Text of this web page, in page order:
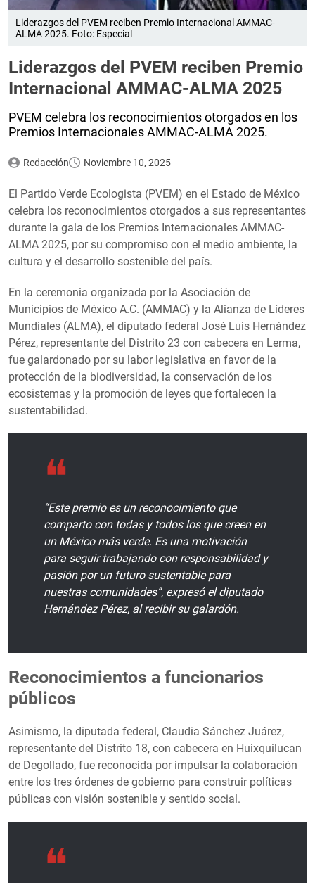
Liderazgos del PVEM reciben Premio Internacional AMMAC-
ALMA 2025. Foto: Especial
Liderazgos del PVEM reciben Premio
Internacional AMMAC-ALMA 2025
PVEM celebra los reconocimientos otorgados en los
Premios Internacionales AMMAC-ALMA 2025.
Redacción Noviembre 10, 2025
El Partido Verde Ecologista (PVEM) en el Estado de México
celebra los reconocimientos otorgados a sus representantes
durante la gala de los Premios Internacionales AMMAC-
ALMA 2025, por su compromiso con el medio ambiente, la
cultura y el desarrollo sostenible del país.
En la ceremonia organizada por la Asociación de
Municipios de México A.C. (AMMAC) y la Alianza de Líderes
Mundiales (ALMA), el diputado federal José Luis Hernández
Pérez, representante del Distrito 23 con cabecera en Lerma,
fue galardonado por su labor legislativa en favor de la
protección de la biodiversidad, la conservación de los
ecosistemas y la promoción de leyes que fortalecen la
sustentabilidad.
“Este premio es un reconocimiento que
comparto con todas y todos los que creen en
un México más verde. Es una motivación
para seguir trabajando con responsabilidad y
pasión por un futuro sustentable para
nuestras comunidades”, expresó el diputado
Hernández Pérez, al recibir su galardón.
Reconocimientos a funcionarios
públicos
Asimismo, la diputada federal, Claudia Sánchez Juárez,
representante del Distrito 18, con cabecera en Huixquilucan
de Degollado, fue reconocida por impulsar la colaboración
entre los tres órdenes de gobierno para construir políticas
públicas con visión sostenible y sentido social.